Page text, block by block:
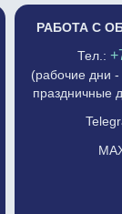
РАБОТА С
Тел.:
(рабочие дни
праздничные